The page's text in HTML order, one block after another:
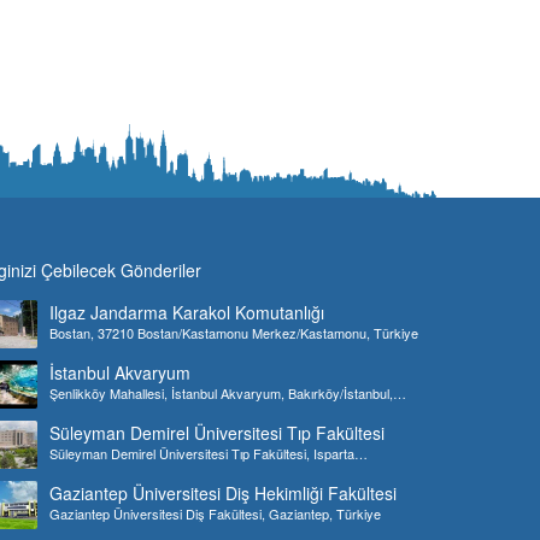
Çebilecek Gönderiler
Ilgaz Jandarma Karakol Komutanlığı
Bostan, 37210 Bostan/Kastamonu Merkez/Kastamonu, Türkiye
İstanbul Akvaryum
Şenlikköy Mahallesi, İstanbul Akvaryum, Bakırköy/İstanbul,
Süleyman Demirel Üniversitesi Tıp Fakültesi
Süleyman Demirel Üniversitesi Tıp Fakültesi, Isparta
Gaziantep Üniversitesi Diş Hekimliği Fakültesi
Gaziantep Üniversitesi Diş Fakültesi, Gaziantep, Türkiye